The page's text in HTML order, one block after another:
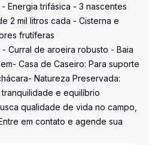
Energia trifásica - 3 nascentes
2 mil litros cada - Cisterna e
frutíferas
- Curral de aroeira robusto - Baia
Casa de Caseiro: Para suporte
Natureza Preservada:
e equilíbrio
qualidade de vida no campo,
em contato e agende sua